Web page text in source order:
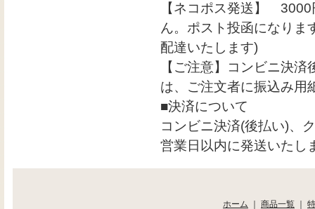
【ネコポス発送】
ん。ポスト投函になりま
配達いたします)
【ご注意】コンビニ決
は、ご注文者に振込み用
■決済について
コンビニ決済(後払い)、
営業日以内に発送いたし
ホーム ｜ 商品一覧 ｜